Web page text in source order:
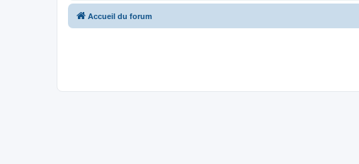
Accueil du forum